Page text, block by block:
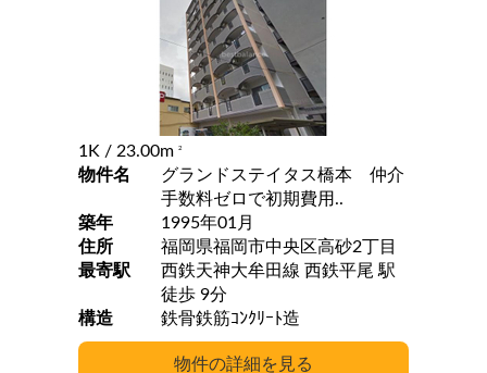
1K / 23.00m 2
物件名
グランドステイタス橋本 仲介
手数料ゼロで初期費用..
築年
1995年01月
住所
福岡県福岡市中央区高砂2丁目
最寄駅
西鉄天神大牟田線 西鉄平尾 駅
徒歩 9分
構造
鉄骨鉄筋ｺﾝｸﾘｰﾄ造